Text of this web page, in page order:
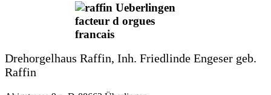
Drehorgelhaus Raffin, Inh. Friedlinde Engeser geb.
Raffin